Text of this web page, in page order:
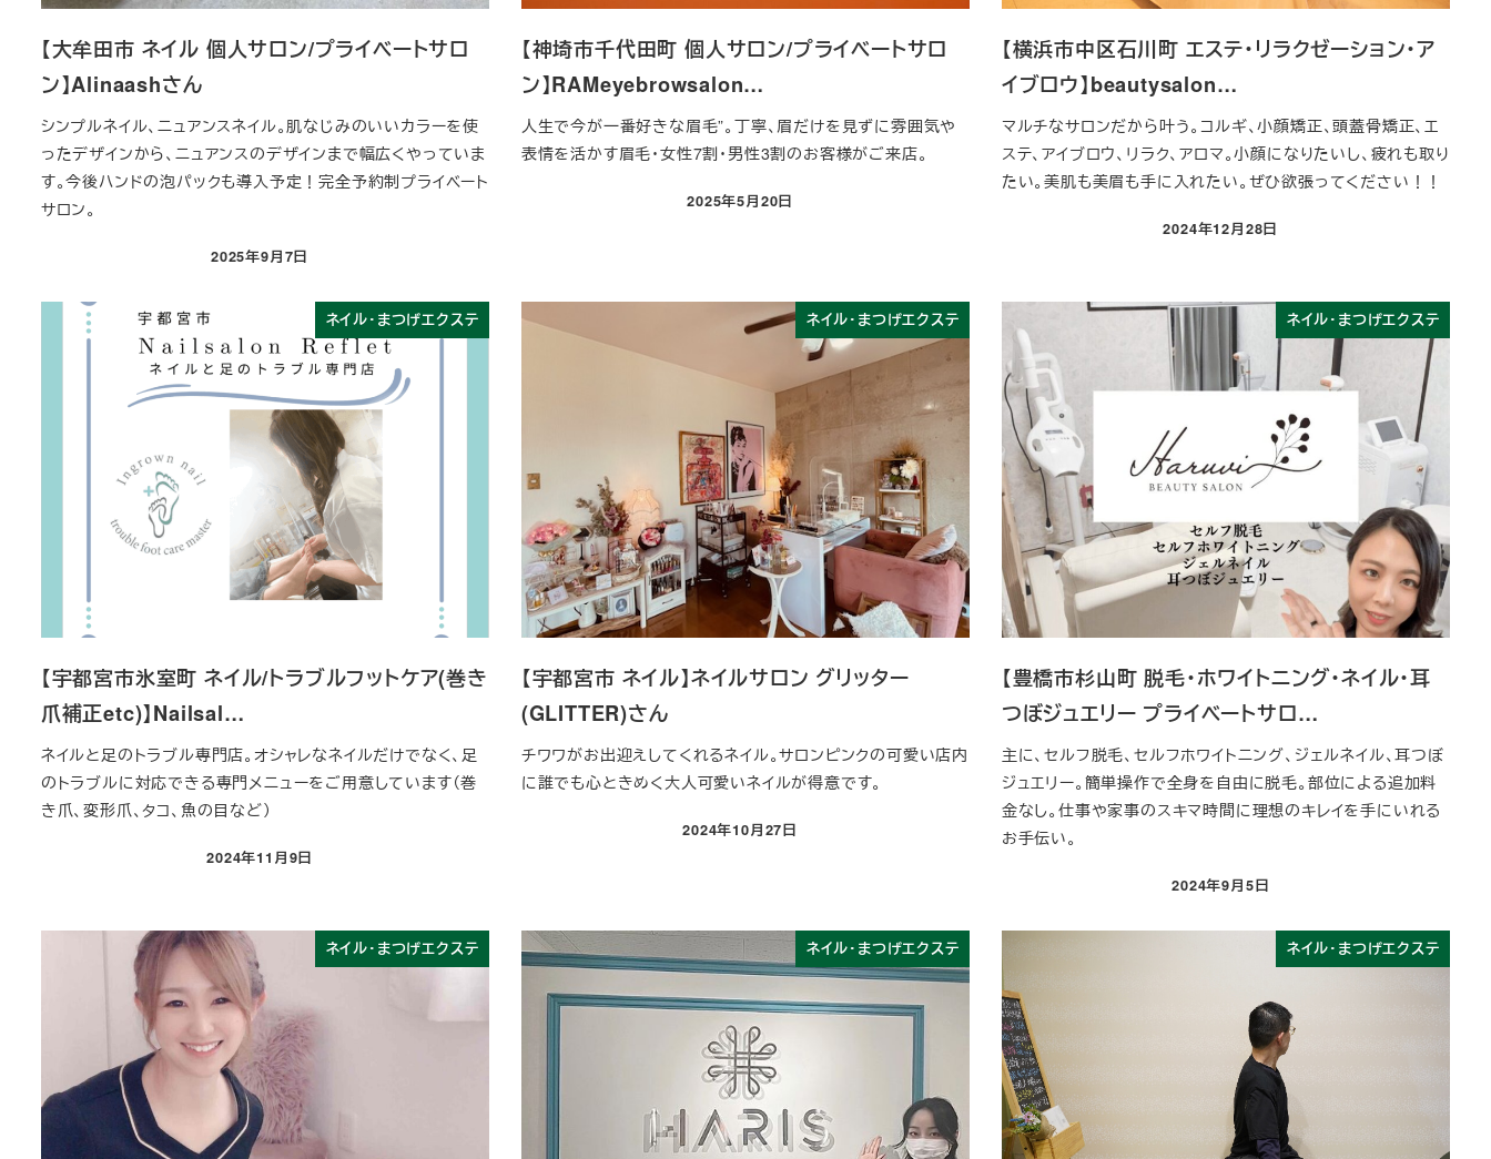
【大牟田市 ネイル 個人サロン/プライベートサロ
ン】Alinaashさん
シンプルネイル、ニュアンスネイル。肌なじみのいいカラーを使
ったデザインから、ニュアンスのデザインまで幅広くやっていま
す。今後ハンドの泡パックも導入予定！完全予約制プライベート
サロン。
投稿日
2025年9月7日
【神埼市千代田町 個人サロン/プライベートサロ
ン】RAMeyebrowsalon…
人生で今が一番好きな眉毛”。丁寧、眉だけを見ずに雰囲気や
表情を活かす眉毛・女性7割・男性3割のお客様がご来店。
投稿日
2025年5月20日
【横浜市中区石川町 エステ・リラクゼーション・ア
イブロウ】beautysalon…
マルチなサロンだから叶う。コルギ、小顔矯正、頭蓋骨矯正、エ
ステ、アイブロウ、リラク、アロマ。小顔になりたいし、疲れも取り
たい。美肌も美眉も手に入れたい。ぜひ欲張ってください！！
投稿日
2024年12月28日
ネイル・まつげエクステ
【宇都宮市氷室町 ネイル/トラブルフットケア(巻き
爪補正etc)】Nailsal…
ネイルと足のトラブル専門店。オシャレなネイルだけでなく、足
のトラブルに対応できる専門メニューをご用意しています（巻
き爪、変形爪、タコ、魚の目など）
投稿日
2024年11月9日
ネイル・まつげエクステ
【宇都宮市 ネイル】ネイルサロン グリッター
(GLITTER)さん
チワワがお出迎えしてくれるネイル。サロンピンクの可愛い店内
に誰でも心ときめく大人可愛いネイルが得意です。
投稿日
2024年10月27日
ネイル・まつげエクステ
【豊橋市杉山町 脱毛・ホワイトニング・ネイル・耳
つぼジュエリー プライベートサロ…
主に、セルフ脱毛、セルフホワイトニング、ジェルネイル、耳つぼ
ジュエリー。簡単操作で全身を自由に脱毛。部位による追加料
金なし。仕事や家事のスキマ時間に理想のキレイを手にいれる
お手伝い。
投稿日
2024年9月5日
ネイル・まつげエクステ ネイル・まつげエクステ ネイル・まつげエクステ